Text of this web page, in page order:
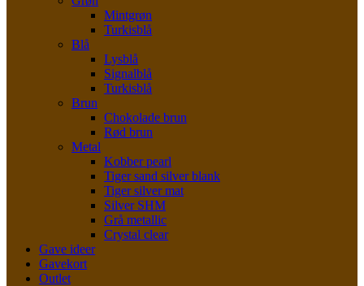
Mintgrøn
Turkisblå
Blå
Lysblå
Signalblå
Turkisblå
Brun
Chokolade brun
Rød brun
Metal
Kobber pearl
Tiger sand silver blank
Tiger silver mat
Silver SHM
Grå metallic
Crystal clear
Gave ideer
Gavekort
Outlet